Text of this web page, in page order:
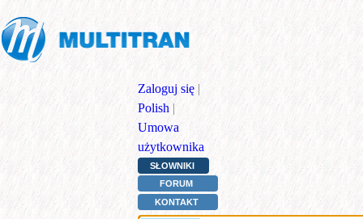
Zaloguj się |
Polish |
Umowa
użytkownika
SŁOWNIKI
FORUM
KONTAKT